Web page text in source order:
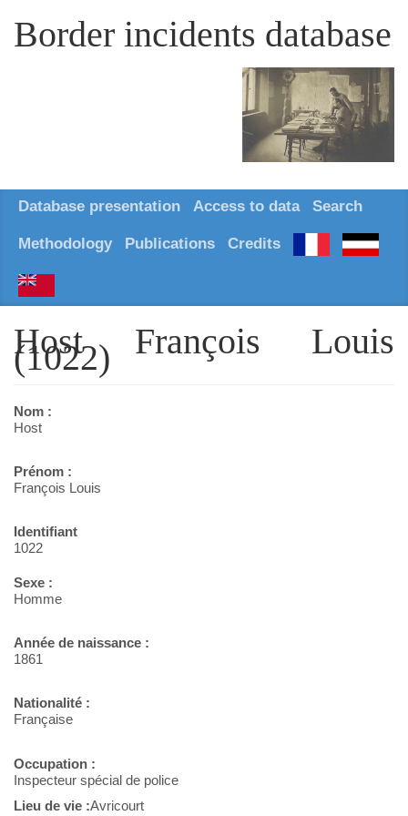
Border incidents database
Database presentation Access to data Search
Methodology Publications Credits
Host François Louis
(1022)
Nom :
Host
Prénom :
François Louis
Identifiant
1022
Sexe :
Homme
Année de naissance :
1861
Nationalité :
Française
Occupation :
Inspecteur spécial de police
Lieu de vie :Avricourt